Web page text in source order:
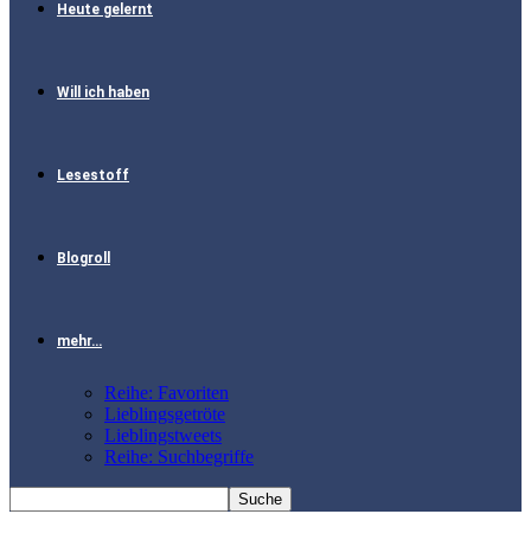
Heute gelernt
Will ich haben
Lesestoff
Blogroll
mehr…
Reihe: Favoriten
Lieblingsgetröte
Lieblingstweets
Reihe: Suchbegriffe